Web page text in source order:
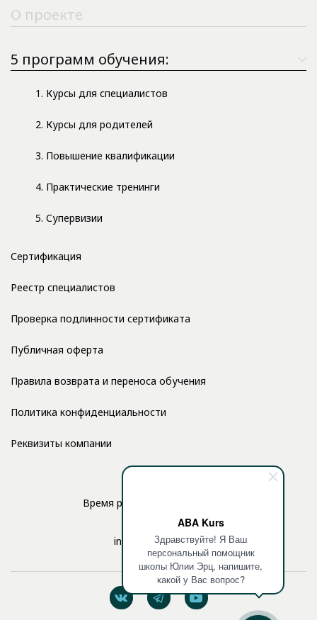
ABA Kurs
Здравствуйте! Я Ваш
персональный помощник
школы Юлии Эрц, напишите,
какой у Вас вопрос?
О проекте
5 программ обучения:
1. Курсы для специалистов
2. Курсы для родителей
3. Повышение квалификации
4. Практические тренинги
5. Супервизии
Сертификация
Реестр специалистов
Проверка подлинности сертификата
Публичная оферта
Правила возврата и переноса обучения
Политика конфиденциальности
Реквизиты компании
Время работы: с 10:00 до 17:00
info@aba-kurs.com